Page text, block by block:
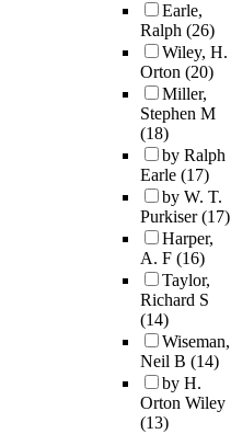
Earle,
Ralph (26)
Wiley, H.
Orton (20)
Miller,
Stephen M
(18)
by Ralph
Earle (17)
by W. T.
Purkiser(17)
Harper,
A. F (16)
Taylor,
Richard S
(14)
Wiseman,
Neil B (14)
by H.
Orton Wiley
(13)